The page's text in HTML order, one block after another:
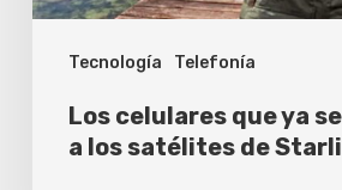
Tecnología Telefonía
satélites
StarlinkLos celulares que ya
a los satélites de